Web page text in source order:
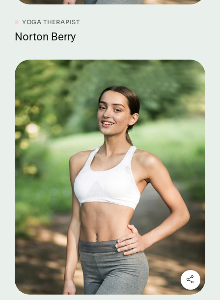
YOGA THERAPIST
Norton Berry